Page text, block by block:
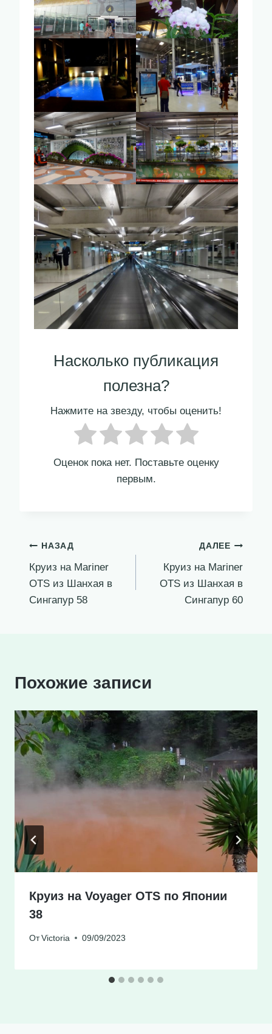
Насколько публикация
полезна?
Нажмите на звезду, чтобы оценить!
Оценок пока нет. Поставьте оценку
первым.
Навигация
по
записям
НАЗАД
Круиз на Mariner
OTS из Шанхая в
Сингапур 58
ДАЛЕЕ
Круиз на Mariner
OTS из Шанхая в
Сингапур 60
Похожие записи
Круиз на Voyager OTS по Японии
38
От Victoria 09/09/2023